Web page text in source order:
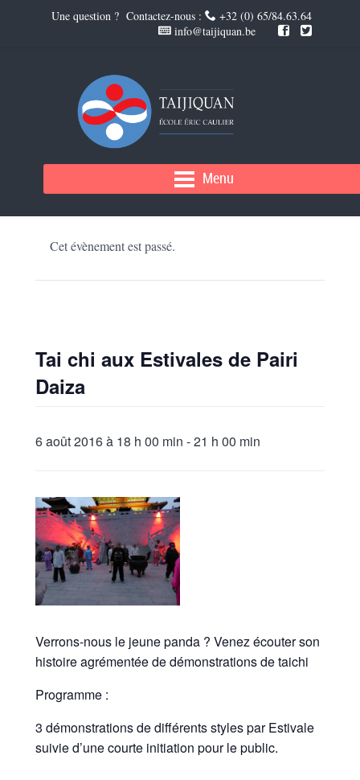
Menu
Cet évènement est passé.
Tai chi aux Estivales de Pairi
Daiza
6 août 2016 à 18 h 00 min -21 h 00 min
Verrons-nous le jeune panda ? Venez écouter son
histoire agrémentée de démonstrations de taichi
Programme :
3 démonstrations de différents styles par Estivale
suivie d’une courte initiation pour le public.
Une question ? Contactez-nous :
+32 (0) 65/84.63.64
info@taijiquan.be